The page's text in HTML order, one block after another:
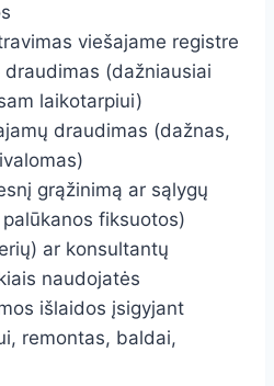
viešajame registre
(dažniausiai
laikotarpiui)
draudimas (dažnas,
grąžinimą ar sąlygų
fiksuotos)
ar konsultantų
naudojatės
išlaidos įsigyjant
remontas, baldai,